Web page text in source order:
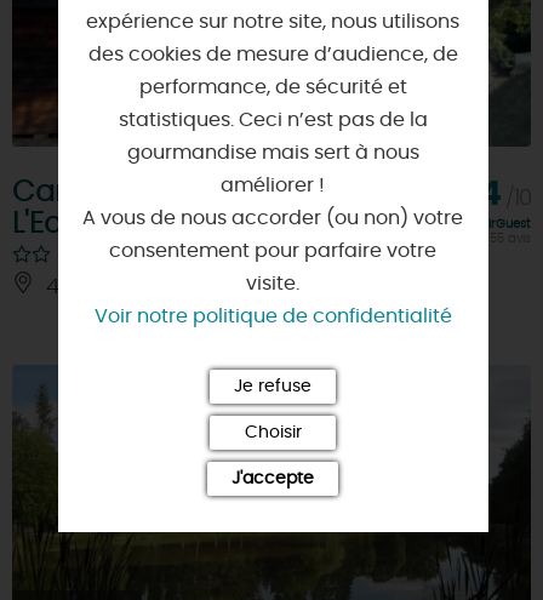
Camping municipal
L'Ecluse des Combles
45360 - CHATILLON-SUR-LOIRE
9,4
Note FairGuest
expérience sur notre site, nous utilisons
des cookies de mesure d’audience, de
performance, de sécurité et
statistiques. Ceci n’est pas de la
gourmandise mais sert à nous
améliorer !
A vous de nous accorder (ou non) votre
consentement pour parfaire votre
visite.
Voir notre politique de confidentialité
Je refuse
Choisir
J'accepte